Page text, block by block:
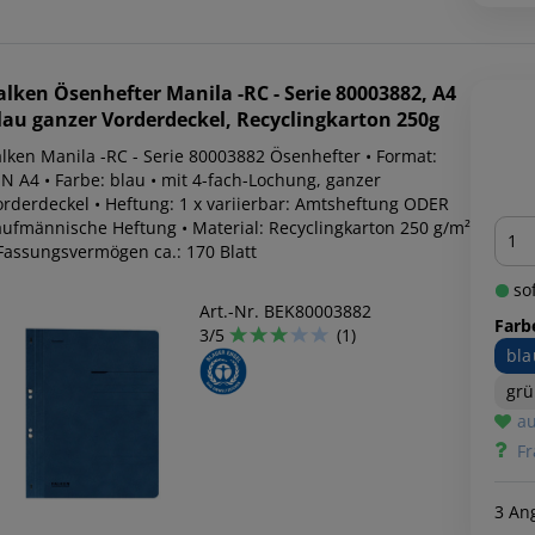
Ösenhefter Manila -RC - Serie 80003882, A4
ganzer Vorderdeckel, Recyclingkarton 250g
Manila -RC - Serie 80003882 Ösenhefter • Format:
A4 • Farbe: blau • mit 4-fach-Lochung, ganzer
• Heftung: 1 x variierbar: Amtsheftung ODER
Heftung • Material: Recyclingkarton 250 g/m²
ca.: 170 Blatt
Art.-Nr. BEK80003882
3/5
(1)
3